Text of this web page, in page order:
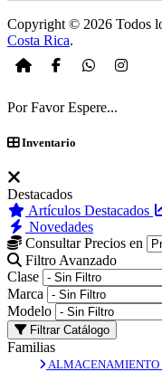
Copyright © 2026 Todos
Costa Rica.
Por Favor Espere...
Inventario
Destacados
Artículos Destacados
Novedades
Consultar Precios en
Filtro Avanzado
Clase
Marca
Modelo
Filtrar Catálogo
Familias
ALMACENAMIENTO